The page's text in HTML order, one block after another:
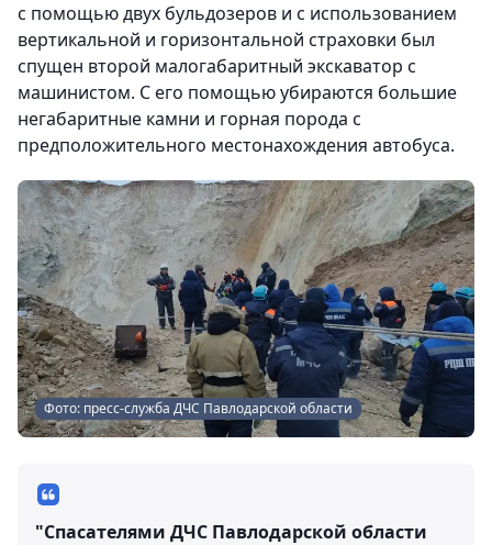
с помощью двух бульдозеров и с использованием
вертикальной и горизонтальной страховки был
спущен второй малогабаритный экскаватор с
машинистом. С его помощью убираются большие
негабаритные камни и горная порода с
предположительного местонахождения автобуса.
Фото: пресс-служба ДЧС Павлодарской области
"Спасателями ДЧС Павлодарской области